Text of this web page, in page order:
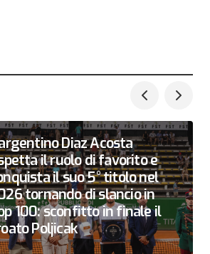
Diaz Acosta
il ruolo di favorito e
il suo 5° titolo nel
tornando di slancio in
100: sconfitto in finale il
Poljicak